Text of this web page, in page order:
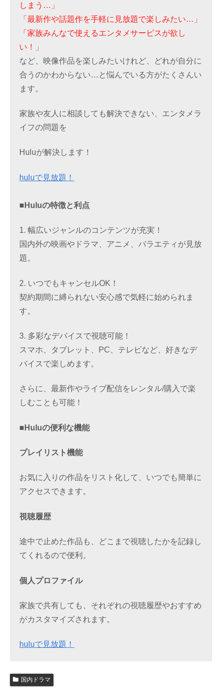
しまう…」
「最新作や話題作を手軽に見放題で楽しみたい…」
「家族みんなで使えるエンタメサービスが欲し
い！」
など、映像作品を楽しみたいけれど、どれが自分に
合うのかわからない…と悩んでいる方がたくさんい
ます。
家族や友人に相談しても解決できない、エンタメラ
イフの問題を
Huluが解決します！
huluで見放題！
■Huluの特徴と利点
1. 幅広いジャンルのコンテンツが充実！
国内外の映画やドラマ、アニメ、バラエティが見放
題。
2. いつでもキャンセルOK！
契約期間に縛られない安心感で気軽に始められま
す。
3. 多彩なデバイスで視聴可能！
スマホ、タブレット、PC、テレビなど、好きなデ
バイスで楽しめます。
さらに、最新作やライブ配信をレンタル/購入で楽
しむことも可能！
■Huluの便利な機能
プレイリスト機能
お気に入りの作品をリスト化して、いつでも簡単に
アクセスできます。
視聴履歴
途中で止めた作品も、どこまで視聴したかを記録し
てくれるので便利。
個人プロファイル
家族で共有しても、それぞれの視聴履歴やおすすめ
がカスタマイズされます。
huluで見放題！
国内ドラマ